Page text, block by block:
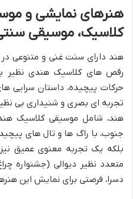
هنرهای نمایشی و
کلاسیک، موسیقی
هند دارای سنت غنی و متنوعی
رقص های کلاسیک هندی نظیر
حرکات پیچیده، داستان سرایی
تجربه ای بصری و شنیداری بی
هند، شامل موسیقی کلاسیک
جنوب، با راگ ها و تال های
بلکه یک تجربه معنوی عمیق
متعدد نظیر دیوالی (جشنواره
دسرا، فرصتی برای نمایش این